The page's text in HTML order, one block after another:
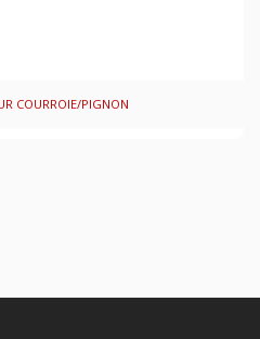
COURROIE/PIGNON